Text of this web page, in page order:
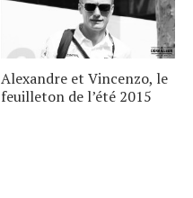
Alexandre et Vincenzo, le
feuilleton de l’été 2015